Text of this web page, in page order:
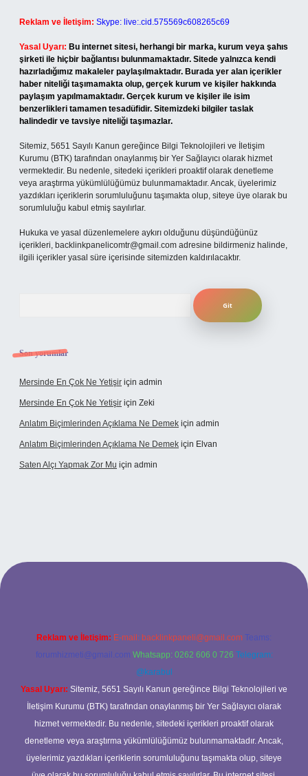
Reklam ve İletişim: Skype: live:.cid.575569c608265c69
Yasal Uyarı: Bu internet sitesi, herhangi bir marka, kurum veya şahıs
şirketi ile hiçbir bağlantısı bulunmamaktadır. Sitede yalnızca kendi
hazırladığımız makaleler paylaşılmaktadır. Burada yer alan içerikler
haber niteliği taşımamakta olup, gerçek kurum ve kişiler hakkında
paylaşım yapılmamaktadır. Gerçek kurum ve kişiler ile isim
benzerlikleri tamamen tesadüfidir. Sitemizdeki bilgiler taslak
halindedir ve tavsiye niteliği taşımazlar.
Sitemiz, 5651 Sayılı Kanun gereğince Bilgi Teknolojileri ve İletişim
Kurumu (BTK) tarafından onaylanmış bir Yer Sağlayıcı olarak hizmet
vermektedir. Bu nedenle, sitedeki içerikleri proaktif olarak denetleme
veya araştırma yükümlülüğümüz bulunmamaktadır. Ancak, üyelerimiz
yazdıkları içeriklerin sorumluluğunu taşımakta olup, siteye üye olarak bu
sorumluluğu kabul etmiş sayılırlar.
Hukuka ve yasal düzenlemelere aykırı olduğunu düşündüğünüz
içerikleri, backlinkpanelicomtr@gmail.com adresine bildirmeniz halinde,
ilgili içerikler yasal süre içerisinde sitemizden kaldırılacaktır.
Son yorumlar
Mersinde En Çok Ne Yetişir için admin
Mersinde En Çok Ne Yetişir için Zeki
Anlatım Biçimlerinden Açıklama Ne Demek için admin
Anlatım Biçimlerinden Açıklama Ne Demek için Elvan
Saten Alçı Yapmak Zor Mu için admin
Reklam ve İletişim: E-mail: backlinkpaneli@gmail.com Teams:
forumhizmeti@gmail.com Whatsapp: 0262 606 0 726 Telegram:
@karabul
Yasal Uyarı: Sitemiz, 5651 Sayılı Kanun gereğince Bilgi Teknolojileri ve
İletişim Kurumu (BTK) tarafından onaylanmış bir Yer Sağlayıcı olarak
hizmet vermektedir. Bu nedenle, sitedeki içerikleri proaktif olarak
denetleme veya araştırma yükümlülüğümüz bulunmamaktadır. Ancak,
üyelerimiz yazdıkları içeriklerin sorumluluğunu taşımakta olup, siteye